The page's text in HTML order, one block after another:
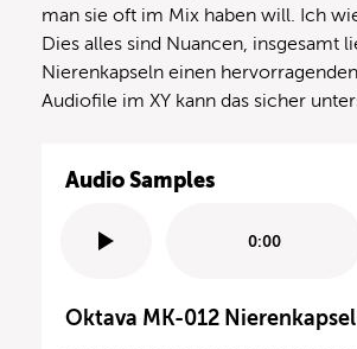
man sie oft im Mix haben will. Ich
Dies alles sind Nuancen, insgesamt
Nierenkapseln einen
Audiofile im XY kann das sicher
Audio Samples
0:00
Oktava MK-012 Nierenkapsel